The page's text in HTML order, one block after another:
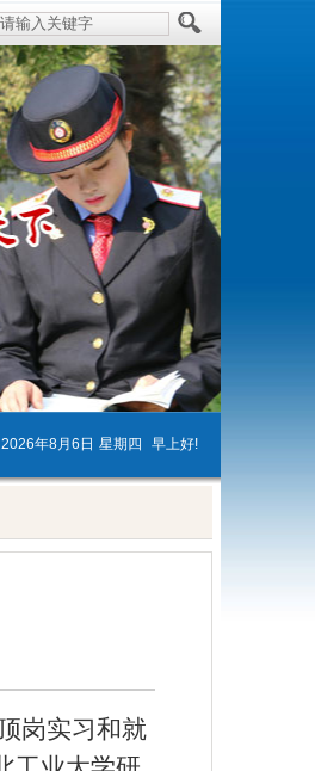
2026年8月6日 星期四 早上好!
岗实习和就